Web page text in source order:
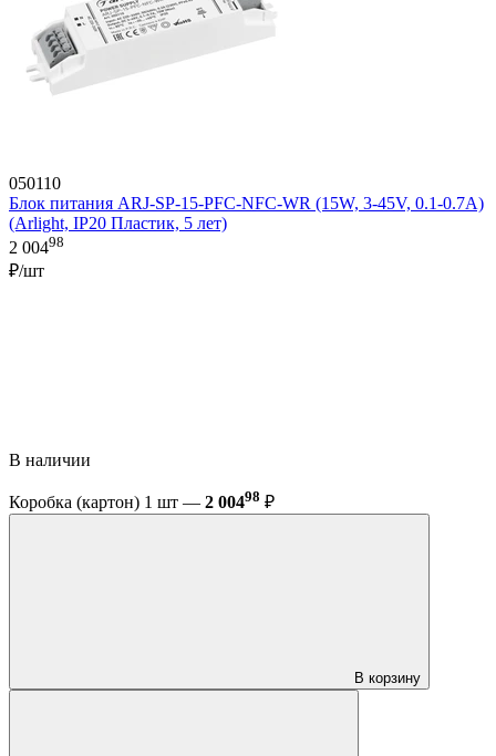
050110
Блок питания ARJ-SP-15-PFC-NFC-WR (15W, 3-45V, 0.1-0.7A)
(Arlight, IP20 Пластик, 5 лет)
2 00498
₽/шт
В наличии
Коробка (картон) 1 шт — 2 00498 ₽
В корзину